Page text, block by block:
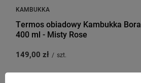
KAMBUKKA
Termos obiadowy Kambukka Bora
400 ml - Misty Rose
149,00 zł / szt.